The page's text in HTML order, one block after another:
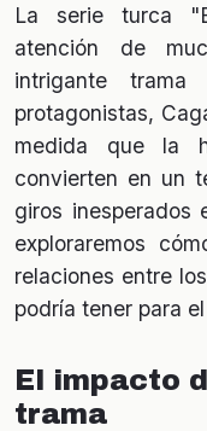
La serie turca
atención de
intrigante
protagonistas,
medida que la
convierten en un
giros inesperados
exploraremos
relaciones entre
podría tener para
El impacto
trama